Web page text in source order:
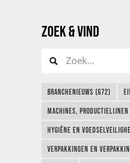
ZOEK & VIND
BRANCHENIEUWS (672)
MACHINES,
HYGIËNE EN
VERPAKKINGEN EN